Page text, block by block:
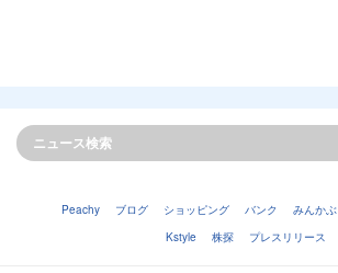
Peachy ブログ ショッピング バンク みんかぶ
Kstyle
株探 プレスリリース